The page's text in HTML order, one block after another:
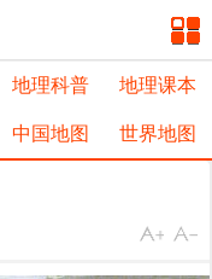
地理科普 地理课本
中国地图 世界地图